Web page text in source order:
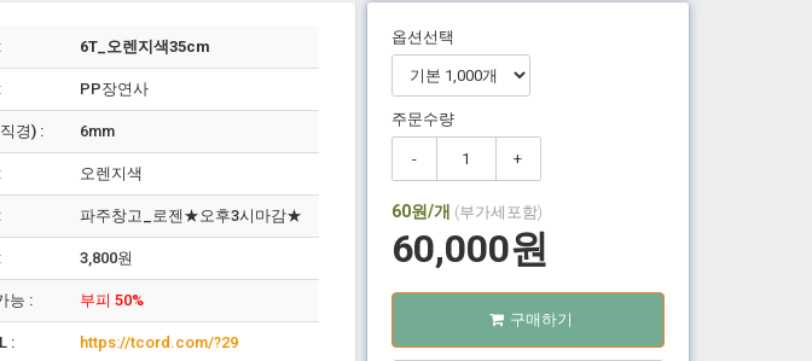
6T_오렌지색35cm
PP장연사
경) : 6mm
오렌지색
파주창고_로젠★오후3시마감★
3,800원
능 : 부피 50%
: https://tcord.com/?29
옵션선택
주문수량
- +
60원/개 (부가세포함)
60,000원
구매하기